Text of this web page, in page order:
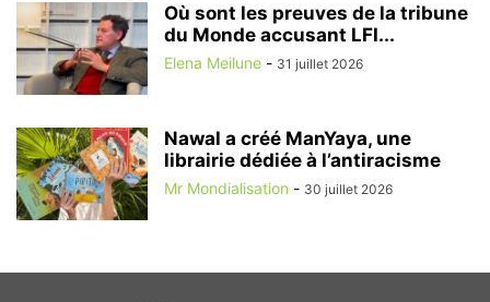
Où sont les preuves de la tribune
du Monde accusant LFI...
Elena Meilune - 31 juillet 2026
Nawal a créé ManYaya, une
librairie dédiée à l’antiracisme
Mr Mondialisation - 30 juillet 2026